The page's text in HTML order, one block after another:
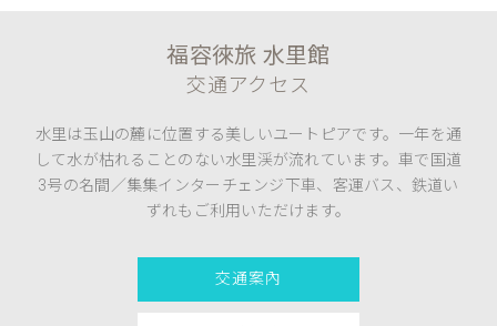
福容徠旅 水里館
交通アクセス
水里は玉山の麓に位置する美しいユートピアです。一年を通
して水が枯れることのない水里渓が流れています。車で国道
3号の名間／集集インターチェンジ下車、客運バス、鉄道い
ずれもご利用いただけます。
交通案內